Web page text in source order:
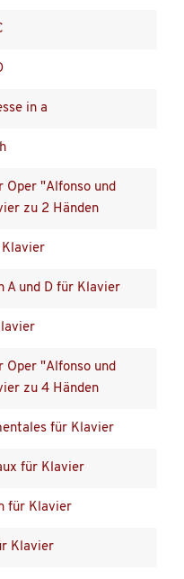
in a
Oper "Alfonso und
zu 2 Händen
Klavier
A und D für Klavier
Oper "Alfonso und
zu 4 Händen
für Klavier
für Klavier
für Klavier
Klavier